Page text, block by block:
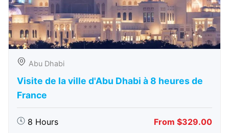
Abu Dhabi
Visite de la ville d'Abu Dhabi à 8 heures de
France
8 Hours From $329.00